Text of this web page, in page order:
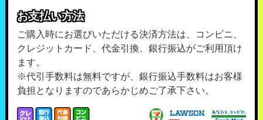
お支払い方法
ご購入時にお選びいただける決済方法は、コンビニ、
クレジットカード、代金引換、銀行振込がご利用頂け
ます。
※代引手数料は無料ですが、銀行振込手数料はお客様
負担となりますのであらかじめご了承下さい。